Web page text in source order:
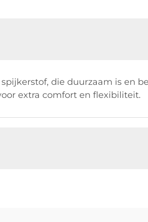
die duurzaam is en
extra comfort en flexibiliteit.